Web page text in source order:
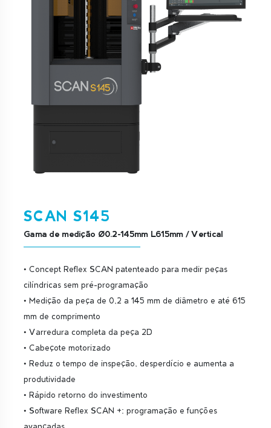
SCAN S145
Gama de medição Ø0.2-145mm L615mm / Vertical
• Concept Reflex SCAN patenteado para medir peças
cilíndricas sem pré-programação
• Medição da peça de 0,2 a 145 mm de diâmetro e até 615
mm de comprimento
• Varredura completa da peça 2D
• Cabeçote motorizado
• Reduz o tempo de inspeção, desperdício e aumenta a
produtividade
• Rápido retorno do investimento
• Software Reflex SCAN +: programação e funções
avançadas